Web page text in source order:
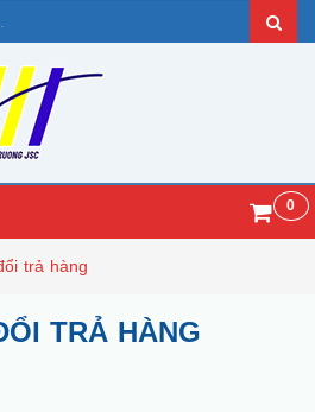
0
trả hàng
TRẢ HÀNG